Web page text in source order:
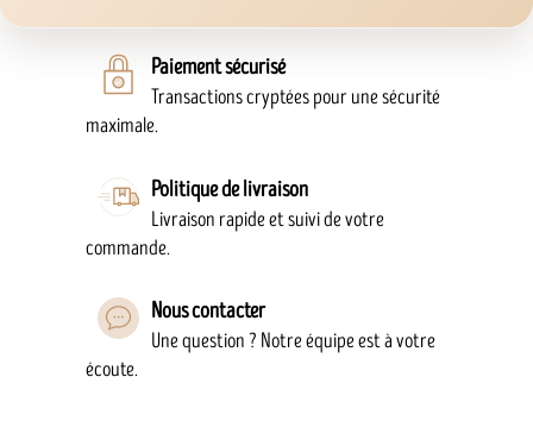
Paiement sécurisé
Transactions cryptées pour une sécurité
maximale.
Politique de livraison
Livraison rapide et suivi de votre
commande.
Nous contacter
Une question ? Notre équipe est à votre
écoute.